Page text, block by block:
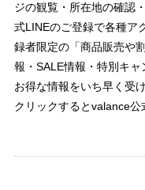
ジの観覧・所在地の確認
式LINEのご登録で各種ア
録者限定の「商品販売や
報・SALE情報・特別キ
お得な情報をいち早く受
クリックするとvalance公